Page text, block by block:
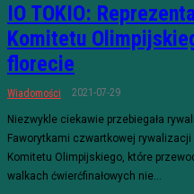
IO TOKIO:
Komitetu
florecie
Wiadomości 2021-07-29
Niezwykle ciekawie przebiegała
Faworytkami czwartkowej
Komitetu Olimpijskiego, które
walkach ćwierćfinałowych nie...